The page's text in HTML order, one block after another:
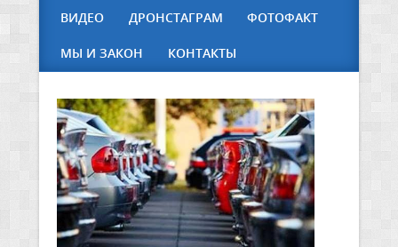
ВИДЕО ДРОНСТАГРАМ ФОТОФАКТ
МЫ И ЗАКОН КОНТАКТЫ